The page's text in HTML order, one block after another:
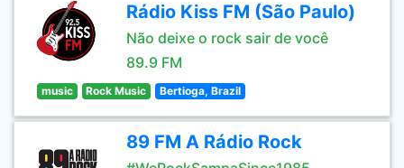
Rádio Kiss FM (São Paulo)
Não deixe o rock sair de você
89.9 FM
music Rock Music Bertioga, Brazil
89 FM A Rádio Rock